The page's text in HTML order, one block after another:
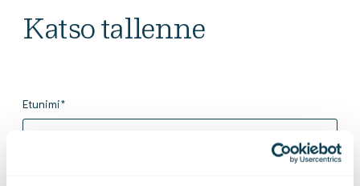
Katso tallenne
Etunimi*